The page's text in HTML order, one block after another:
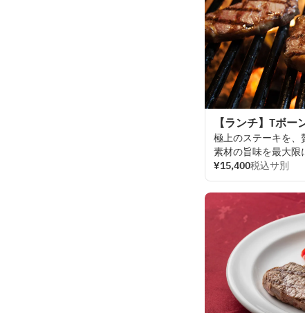
【ランチ】Tボー
極上のステーキを、
素材の旨味を最大限
AKARENGASTEAK
堪能いただけます。
¥15,400税込サ別